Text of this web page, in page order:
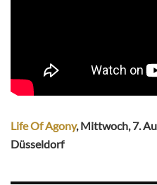
Life Of Agony, Mittwoch, 7.
Düsseldorf